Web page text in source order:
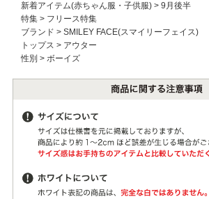
新着アイテム(赤ちゃん服・子供服)> 9月後半
特集> フリース特集
ブランド > SMILEY FACE(スマイリーフェイス)
トップス > アウター
性別 > ボーイズ